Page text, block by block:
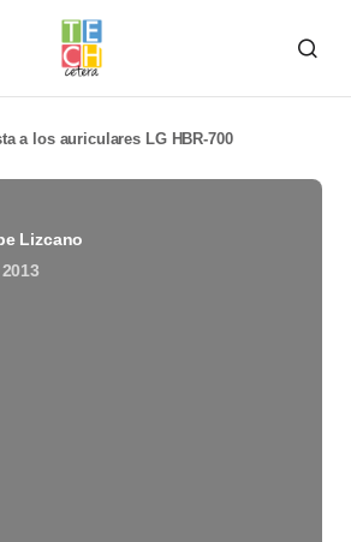
a los auriculares LG HBR-700
Lizcano